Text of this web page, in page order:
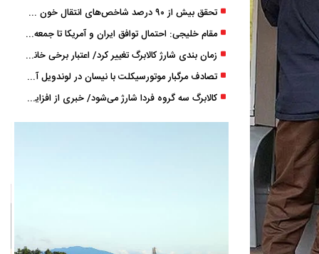
تحقق بیش از ۹۰ درصد شاخص‌های انتقال خون گیلان/ نیاز فوری به نوسازی تجهیزات آزمایشگاهی
مقام خلیجی: احتمال توافق ایران و آمریکا تا جمعه 50 درصد است
زمان ‌بندی شارژ کالابرگ تغییر کرد/ اعتبار برخی خانوارها ماه بعد واریز می‌شود
تصادف مرگبار موتورسیکلت با نیسان در لوندویل آستارا/ انتقال مصدوم با اورژانس هوایی به رشت
کالابرگ سه گروه فردا شارژ می‌شود/ خبری از افزایش اعتبار نیست